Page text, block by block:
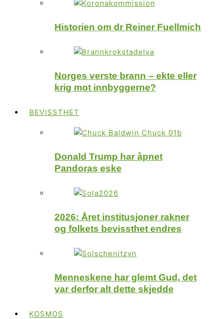
Historien om dr Reiner Fuellmich
Norges verste brann – ekte eller
krig mot innbyggerne?
BEVISSTHET
Donald Trump har åpnet
Pandoras eske
2026: Året institusjoner rakner
og folkets bevissthet endres
Menneskene har glemt Gud, det
var derfor alt dette skjedde
KOSMOS